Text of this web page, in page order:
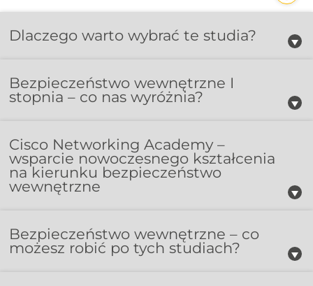
Dlaczego warto wybrać te studia?
Bezpieczeństwo wewnętrzne I
stopnia – co nas wyróżnia?
Cisco Networking Academy –
wsparcie nowoczesnego kształcenia
na kierunku bezpieczeństwo
wewnętrzne
Bezpieczeństwo wewnętrzne – co
możesz robić po tych studiach?